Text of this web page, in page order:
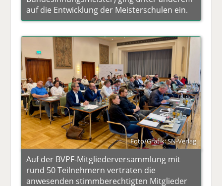
auf die Entwicklung der Meisterschulen ein.
Foto/Grafik: SN-Verlag
Auf der BVPF-Mitgliederversammlung mit
rund 50 Teilnehmern vertraten die
anwesenden stimmberechtigten Mitglieder